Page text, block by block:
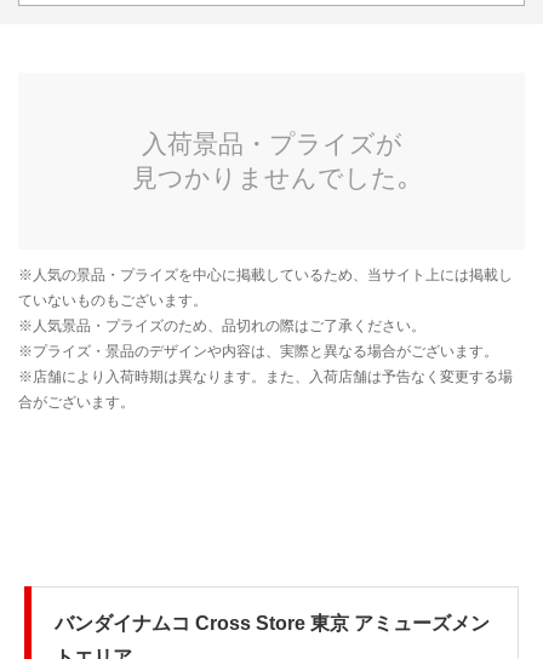
バンダイナムコ Cross Store 東京 アミューズメン